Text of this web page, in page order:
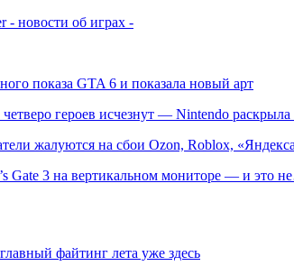
- новости об играх -
показа GTA 6 и показала новый арт
четверо героев исчезнут — Nintendo
жалуются на сбои Ozon, Roblox,
Gate 3 на вертикальном мониторе — и это
файтинг лета уже здесь